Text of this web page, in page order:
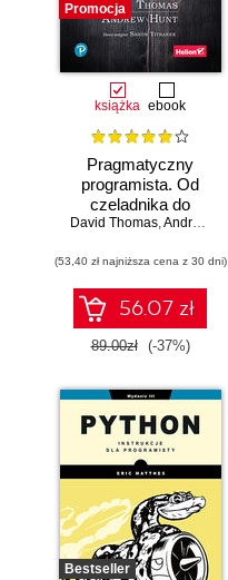
Promocja
książka ebook
Pragmatyczny
programista. Od
czeladnika do
mistrza. Wydanie II
David Thomas,Andrew Hunt
(53,40 zł najniższa cena z 30 dni)
56.07 zł
89.00zł (-37%)
Bestseller